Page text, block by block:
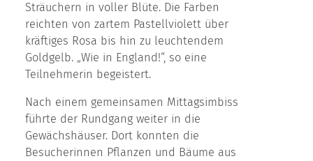
Sträuchern in voller Blüte. Die Farben
reichten von zartem Pastellviolett über
kräftiges Rosa bis hin zu leuchtendem
Goldgelb. „Wie in England!“, so eine
Teilnehmerin begeistert.
Nach einem gemeinsamen Mittagsimbiss
führte der Rundgang weiter in die
Gewächshäuser. Dort konnten die
Besucherinnen Pflanzen und Bäume aus